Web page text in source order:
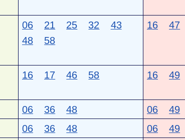
06 21 25 32
43
48
58
16 47
16 17 46 58 16 49
06 36 48 06 49
06 36 48 06 49